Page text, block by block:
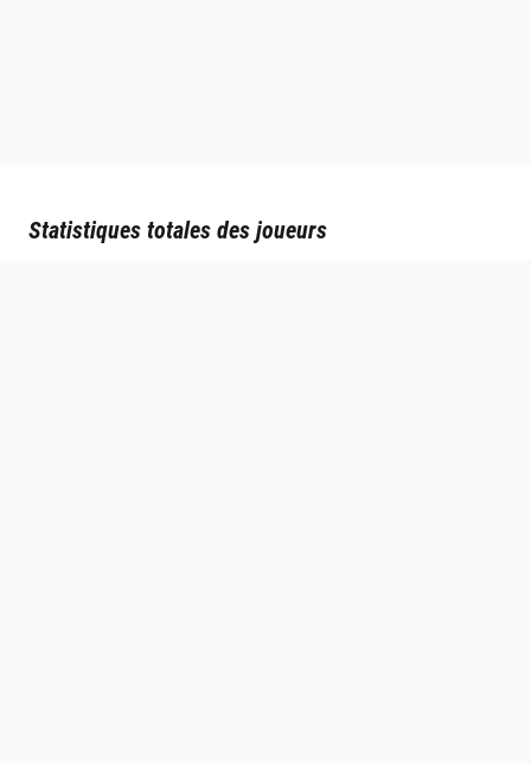
Statistiques totales des joueurs